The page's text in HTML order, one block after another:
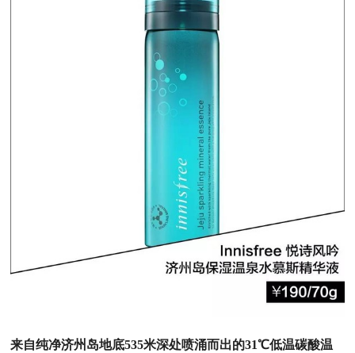
来自纯净济州岛地底535米深处喷涌而出的31℃低温碳酸温